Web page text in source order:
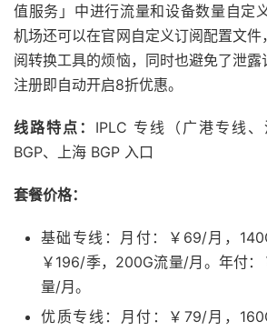
值服务」中进行流量和设备数量自定
机场还可以在官网自定义订阅配置文
阅转换工具的烦恼，同时也避免了泄露
注册即自动开启8折优惠。
线路特点： IPLC 专线（广港专线
BGP、上海 BGP 入口
套餐价格：
基础专线：月付：￥69/月，
￥196/季，200G流量/月。年付
量/月。
优质专线：月付：￥79/月，